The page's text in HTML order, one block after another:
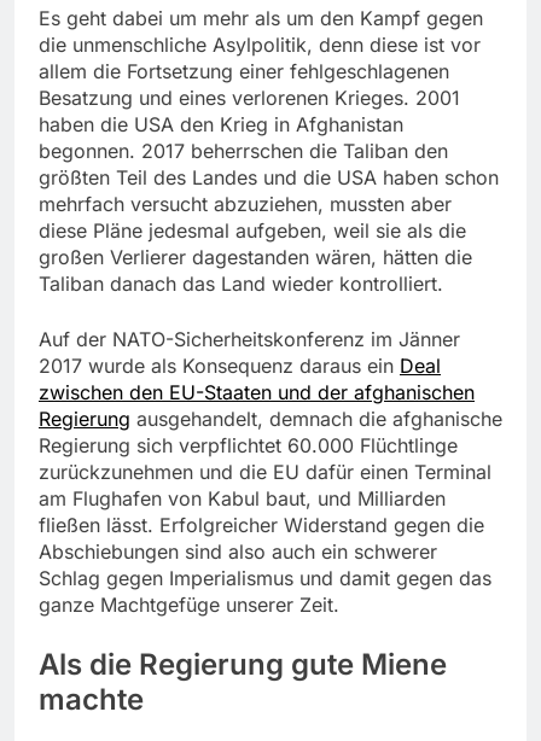
Es geht dabei um mehr als um den Kampf gegen
die unmenschliche Asylpolitik, denn diese ist vor
allem die Fortsetzung einer fehlgeschlagenen
Besatzung und eines verlorenen Krieges. 2001
haben die USA den Krieg in Afghanistan
begonnen. 2017 beherrschen die Taliban den
größten Teil des Landes und die USA haben schon
mehrfach versucht abzuziehen, mussten aber
diese Pläne jedesmal aufgeben, weil sie als die
großen Verlierer dagestanden wären, hätten die
Taliban danach das Land wieder kontrolliert.
Auf der NATO-Sicherheitskonferenz im Jänner
2017 wurde als Konsequenz daraus ein Deal
zwischen den EU-Staaten und der afghanischen
Regierung ausgehandelt, demnach die afghanische
Regierung sich verpflichtet 60.000 Flüchtlinge
zurückzunehmen und die EU dafür einen Terminal
am Flughafen von Kabul baut, und Milliarden
fließen lässt. Erfolgreicher Widerstand gegen die
Abschiebungen sind also auch ein schwerer
Schlag gegen Imperialismus und damit gegen das
ganze Machtgefüge unserer Zeit.
Als die Regierung gute Miene
machte